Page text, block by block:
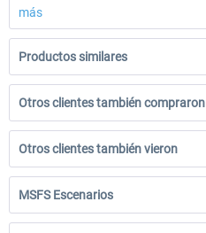
más
Productos similares
Otros clientes también compraron
Otros clientes también vieron
MSFS Escenarios